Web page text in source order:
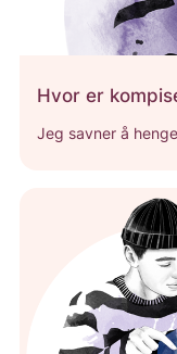
Hvor er
Jeg savner å